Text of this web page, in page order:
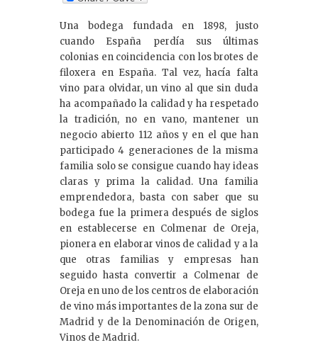
k
e
dI
n
Una bodega fundada en 1898, justo
cuando España perdía sus últimas
colonias en coincidencia con los brotes de
filoxera en España. Tal vez, hacía falta
vino para olvidar, un vino al que sin duda
ha acompañado la calidad y ha respetado
la tradición, no en vano, mantener un
negocio abierto 112 años y en el que han
participado 4 generaciones de la misma
familia solo se consigue cuando hay ideas
claras y prima la calidad. Una familia
emprendedora, basta con saber que su
bodega fue la primera después de siglos
en establecerse en Colmenar de Oreja,
pionera en elaborar vinos de calidad y a la
que otras familias y empresas han
seguido hasta convertir a Colmenar de
Oreja en uno de los centros de elaboración
de vino más importantes de la zona sur de
Madrid y de la Denominación de Origen,
Vinos de Madrid.